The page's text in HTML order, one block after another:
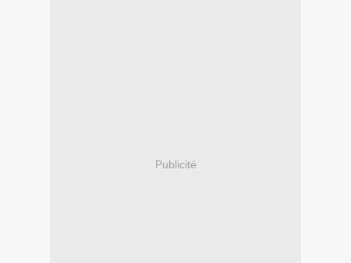
Publicité